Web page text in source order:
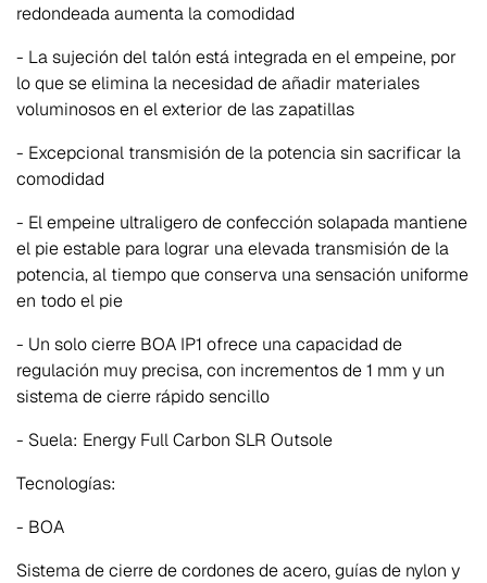
redondeada aumenta la comodidad
- La sujeción del talón está integrada en el empeine, por
lo que se elimina la necesidad de añadir materiales
voluminosos en el exterior de las zapatillas
- Excepcional transmisión de la potencia sin sacrificar la
comodidad
- El empeine ultraligero de confección solapada mantiene
el pie estable para lograr una elevada transmisión de la
potencia, al tiempo que conserva una sensación uniforme
en todo el pie
- Un solo cierre BOA IP1 ofrece una capacidad de
regulación muy precisa, con incrementos de 1 mm y un
sistema de cierre rápido sencillo
- Suela: Energy Full Carbon SLR Outsole
Tecnologías:
- BOA
Sistema de cierre de cordones de acero, guías de nylon y